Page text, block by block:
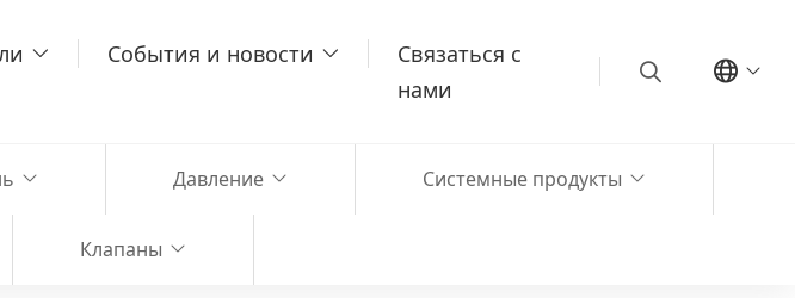
События и новости
Связаться с
нами
Давление Системные продукты
Клапаны